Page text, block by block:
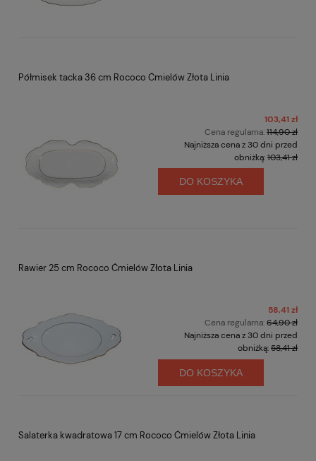
Półmisek tacka 36 cm Rococo Ćmielów Złota Linia
103,41 zł
Cena regularna:114,90 zł
Najniższa cena z 30 dni przed
obniżką:103,41 zł
DO KOSZYKA
Rawier 25 cm Rococo Ćmielów Złota Linia
58,41 zł
Cena regularna:64,90 zł
Najniższa cena z 30 dni przed
obniżką:58,41 zł
DO KOSZYKA
Salaterka kwadratowa 17 cm Rococo Ćmielów Złota Linia